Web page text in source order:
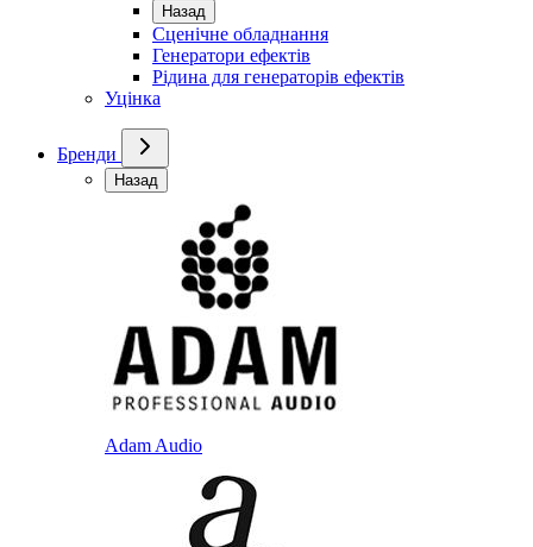
Назад
Сценічне обладнання
Генератори ефектів
Рідина для генераторів ефектів
Уцінка
Бренди
Назад
Adam Audio